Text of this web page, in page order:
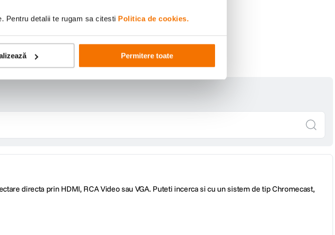
Pentru detalii te rugam sa citesti Politica de cookies.
Permitere toate
recenzie
directa prin HDMI, RCA Video sau VGA. Puteti incerca si cu un sistem de tip Chromecast,